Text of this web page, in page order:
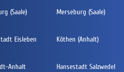
(Saale) Merseburg (Saale)
Eisleben Köthen (Anhalt)
Anhalt Hansestadt Salzwedel